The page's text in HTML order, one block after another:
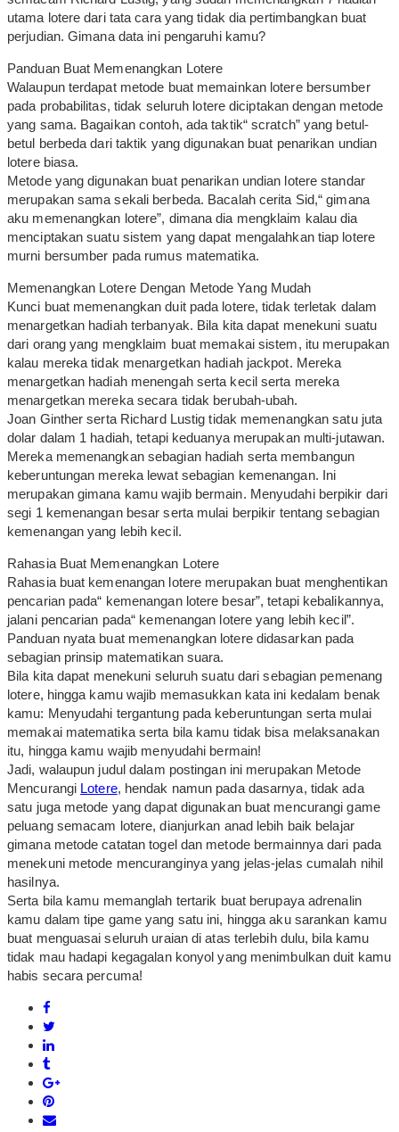
utama lotere dari tata cara yang tidak dia pertimbangkan buat
perjudian. Gimana data ini pengaruhi kamu?
Panduan Buat Memenangkan Lotere
Walaupun terdapat metode buat memainkan lotere bersumber
pada probabilitas, tidak seluruh lotere diciptakan dengan metode
yang sama. Bagaikan contoh, ada taktik“ scratch” yang betul-
betul berbeda dari taktik yang digunakan buat penarikan undian
lotere biasa.
Metode yang digunakan buat penarikan undian lotere standar
merupakan sama sekali berbeda. Bacalah cerita Sid,“ gimana
aku memenangkan lotere”, dimana dia mengklaim kalau dia
menciptakan suatu sistem yang dapat mengalahkan tiap lotere
murni bersumber pada rumus matematika.
Memenangkan Lotere Dengan Metode Yang Mudah
Kunci buat memenangkan duit pada lotere, tidak terletak dalam
menargetkan hadiah terbanyak. Bila kita dapat menekuni suatu
dari orang yang mengklaim buat memakai sistem, itu merupakan
kalau mereka tidak menargetkan hadiah jackpot. Mereka
menargetkan hadiah menengah serta kecil serta mereka
menargetkan mereka secara tidak berubah-ubah.
Joan Ginther serta Richard Lustig tidak memenangkan satu juta
dolar dalam 1 hadiah, tetapi keduanya merupakan multi-jutawan.
Mereka memenangkan sebagian hadiah serta membangun
keberuntungan mereka lewat sebagian kemenangan. Ini
merupakan gimana kamu wajib bermain. Menyudahi berpikir dari
segi 1 kemenangan besar serta mulai berpikir tentang sebagian
kemenangan yang lebih kecil.
Rahasia Buat Memenangkan Lotere
Rahasia buat kemenangan lotere merupakan buat menghentikan
pencarian pada“ kemenangan lotere besar”, tetapi kebalikannya,
jalani pencarian pada“ kemenangan lotere yang lebih kecil”.
Panduan nyata buat memenangkan lotere didasarkan pada
sebagian prinsip matematikan suara.
Bila kita dapat menekuni seluruh suatu dari sebagian pemenang
lotere, hingga kamu wajib memasukkan kata ini kedalam benak
kamu: Menyudahi tergantung pada keberuntungan serta mulai
memakai matematika serta bila kamu tidak bisa melaksanakan
itu, hingga kamu wajib menyudahi bermain!
Jadi, walaupun judul dalam postingan ini merupakan Metode
Mencurangi Lotere, hendak namun pada dasarnya, tidak ada
satu juga metode yang dapat digunakan buat mencurangi game
peluang semacam lotere, dianjurkan anad lebih baik belajar
gimana metode catatan togel dan metode bermainnya dari pada
menekuni metode mencuranginya yang jelas-jelas cumalah nihil
hasilnya.
Serta bila kamu memanglah tertarik buat berupaya adrenalin
kamu dalam tipe game yang satu ini, hingga aku sarankan kamu
buat menguasai seluruh uraian di atas terlebih dulu, bila kamu
tidak mau hadapi kegagalan konyol yang menimbulkan duit kamu
habis secara percuma!